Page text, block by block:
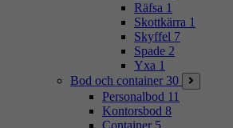
Räfsa 1
Skottkärra 1
Skyffel 7
Spade 2
Yxa 1
Bod och container 30
Personalbod 11
Kontorsbod 8
Container 5